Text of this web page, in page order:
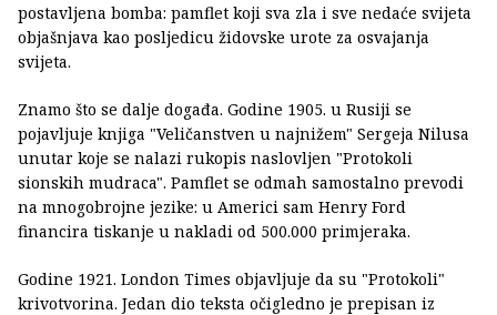
postavljena bomba: pamflet koji sva zla i sve nedaće svijeta
objašnjava kao posljedicu židovske urote za osvajanja
svijeta.
Znamo što se dalje događa. Godine 1905. u Rusiji se
pojavljuje knjiga "Veličanstven u najnižem" Sergeja Nilusa
unutar koje se nalazi rukopis naslovljen "Protokoli
sionskih mudraca". Pamflet se odmah samostalno prevodi
na mnogobrojne jezike: u Americi sam Henry Ford
financira tiskanje u nakladi od 500.000 primjeraka.
Godine 1921. London Times objavljuje da su "Protokoli"
krivotvorina. Jedan dio teksta očigledno je prepisan iz